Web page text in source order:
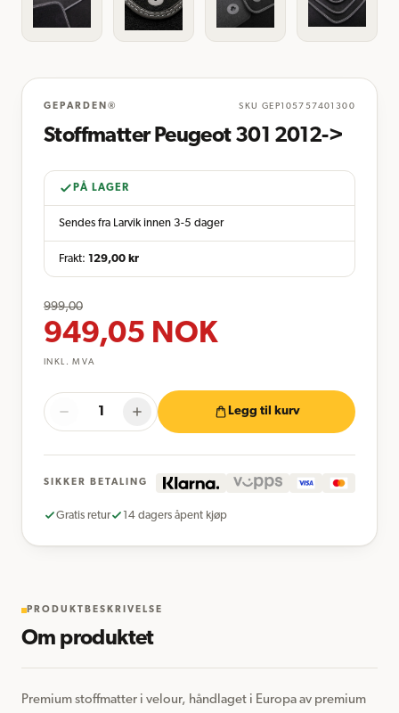
GEPARDEN® SKU GEP105757401300
Stoffmatter Peugeot 301 2012->
PÅ LAGER
Sendes fra Larvik innen 3-5 dager
Frakt: 129,00 kr
999,00
949,05 NOK
INKL. MVA
Legg til kurv
SIKKER BETALING
Gratis retur 14 dagers åpent kjøp
PRODUKTBESKRIVELSE
Om produktet
Premium stoffmatter i velour, håndlaget i Europa av premium